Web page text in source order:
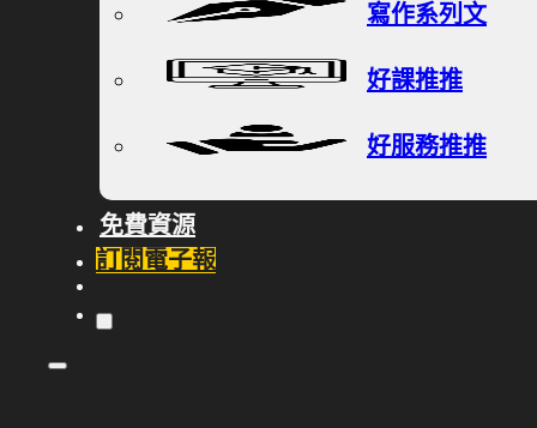
寫作系列文
好課推推
好服務推推
免費資源
訂閱電子報